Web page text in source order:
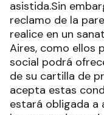
asistida.Sin
reclamo de la
realice en un
Aires, como ellos
social podrá
de su cartilla de
acepta estas
estará obligada a